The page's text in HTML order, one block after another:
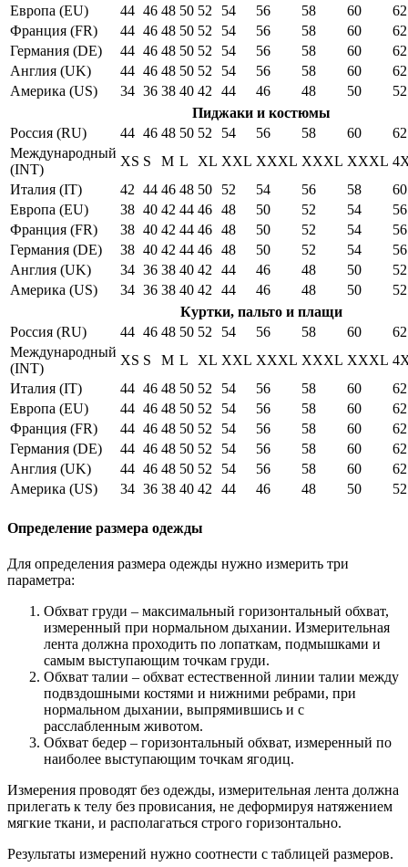
Европа (EU)
44 46 48 50 52 54 56 58 60
62
Франция (FR)
44 46 48 50 52 54 56 58 60
62
Германия (DE)
44 46 48 50 52 54 56 58 60
62
Англия (UK)
44 46 48 50 52 54 56 58 60
62
Америка (US)
34 36 38 40 42 44 46 48 50
52
Пиджаки и костюмы
Россия (RU)
44 46 48 50 52 54 56 58 60
62
Международный
(INT)
XS S M L XL XXL XXXL XXXL XXXL
Италия (IT)
42 44 46 48 50 52 54 56 58
60
Европа (EU)
38 40 42 44 46 48 50 52 54
56
Франция (FR)
38 40 42 44 46 48 50 52 54
56
Германия (DE)
38 40 42 44 46 48 50 52 54
56
Англия (UK)
34 36 38 40 42 44 46 48 50
52
Америка (US)
34 36 38 40 42 44 46 48 50
52
Куртки, пальто и плащи
Россия (RU)
44 46 48 50 52 54 56 58 60
62
Международный
(INT)
XS S M L XL XXL XXXL XXXL XXXL
Италия (IT)
44 46 48 50 52 54 56 58 60
62
Европа (EU)
44 46 48 50 52 54 56 58 60
62
Франция (FR)
44 46 48 50 52 54 56 58 60
62
Германия (DE)
44 46 48 50 52 54 56 58 60
62
Англия (UK)
44 46 48 50 52 54 56 58 60
62
Америка (US)
34 36 38 40 42 44 46 48 50 52
Определение размера одежды
Для определения размера одежды нужно измерить три
параметра:
Обхват груди – максимальный горизонтальный обхват,
измеренный при нормальном дыхании. Измерительная
лента должна проходить по лопаткам, подмышками и
самым выступающим точкам груди.
Обхват талии – обхват естественной линии талии между
подвздошными костями и нижними ребрами, при
нормальном дыхании, выпрямившись и с
расслабленным животом.
Обхват бедер – горизонтальный обхват, измеренный по
наиболее выступающим точкам ягодиц.
Измерения проводят без одежды, измерительная лента должна
прилегать к телу без провисания, не деформируя натяжением
мягкие ткани, и располагаться строго горизонтально.
Результаты измерений нужно соотнести с таблицей размеров.